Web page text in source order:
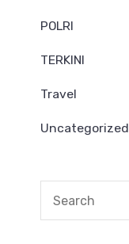
POLRI
TERKINI
Travel
Uncategorized